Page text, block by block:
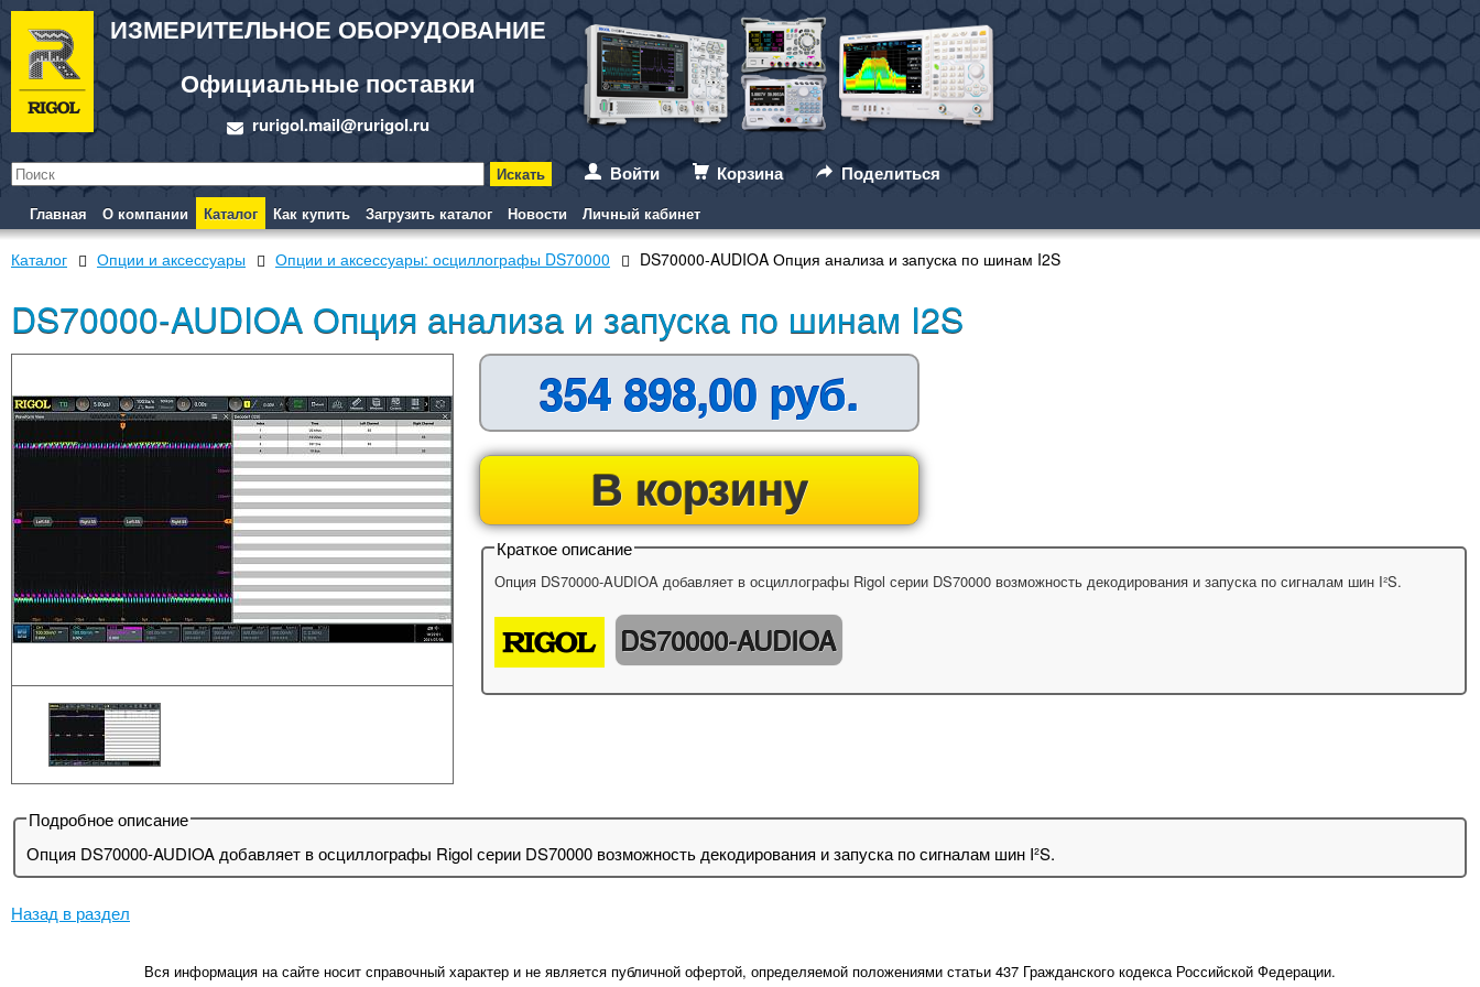
ИЗМЕРИТЕЛЬНОЕ ОБОРУДОВАНИЕ
Официальные поставки
rurigol.mail@rurigol.ru
Войти
Корзина Поделиться
Главная О компании Каталог Как купить Загрузить каталог Новости Личный кабинет
Каталог Опции и аксессуары Опции и аксессуары: осциллографы DS70000 DS70000-AUDIOA Опция анализа и запуска по шинам I2S
DS70000-AUDIOA Опция анализа и запуска по шинам I2S
354 898,00 руб.
В корзину
Краткое описание
Опция DS70000-AUDIOA добавляет в осциллографы Rigol серии DS70000 возможность декодирования и запуска по сигналам шин I²S.
DS70000-AUDIOA
Подробное описание
Опция DS70000-AUDIOA добавляет в осциллографы Rigol серии DS70000 возможность декодирования и запуска по сигналам шин I²S.
Назад в раздел
Вся информация на сайте носит справочный характер и не является публичной офертой, определяемой положениями статьи 437 Гражданского кодекса Российской Федерации.